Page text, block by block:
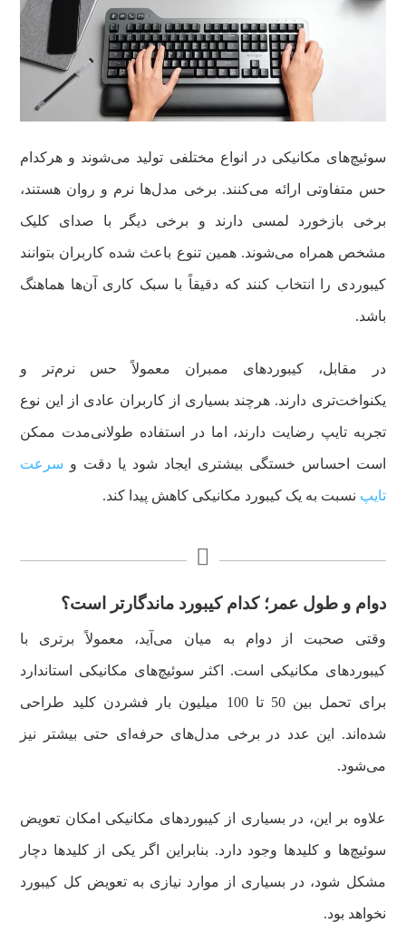
سوئیچ‌های مکانیکی در انواع مختلفی تولید می‌شوند و هرکدام
حس متفاوتی ارائه می‌کنند. برخی مدل‌ها نرم و روان هستند،
برخی بازخورد لمسی دارند و برخی دیگر با صدای کلیک
مشخص همراه می‌شوند. همین تنوع باعث شده کاربران بتوانند
کیبوردی را انتخاب کنند که دقیقاً با سبک کاری آن‌ها هماهنگ
باشد.
در مقابل، کیبوردهای ممبران معمولاً حس نرم‌تر و
یکنواخت‌تری دارند. هرچند بسیاری از کاربران عادی از این نوع
تجربه تایپ رضایت دارند، اما در استفاده طولانی‌مدت ممکن
است احساس خستگی بیشتری ایجاد شود یا دقت و سرعت
تایپ نسبت به یک کیبورد مکانیکی کاهش پیدا کند.
دوام و طول عمر؛ کدام کیبورد ماندگارتر است؟
وقتی صحبت از دوام به میان می‌آید، معمولاً برتری با
کیبوردهای مکانیکی است. اکثر سوئیچ‌های مکانیکی استاندارد
برای تحمل بین 50 تا 100 میلیون بار فشردن کلید طراحی
شده‌اند. این عدد در برخی مدل‌های حرفه‌ای حتی بیشتر نیز
می‌شود.
علاوه بر این، در بسیاری از کیبوردهای مکانیکی امکان تعویض
سوئیچ‌ها و کلیدها وجود دارد. بنابراین اگر یکی از کلیدها دچار
مشکل شود، در بسیاری از موارد نیازی به تعویض کل کیبورد
نخواهد بود.